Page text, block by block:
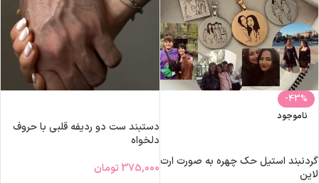
-43%
ناموجود
گردنبند استیل حک چهره به صورت ارت
لاین
دستبند ست دو ردیفه قلبی با حروف
دلخواه
375,000 تومان